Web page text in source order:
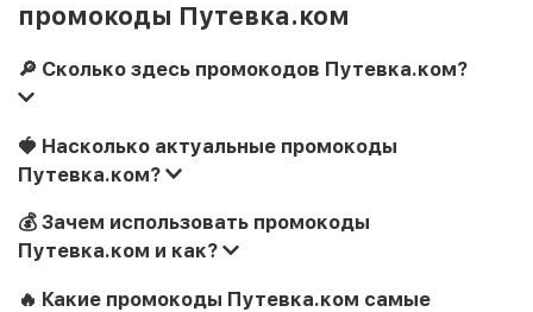
промокоды Путевка.ком
🔎 Сколько здесь промокодов Путевка.ком?
🍓 Насколько актуальные промокоды
Путевка.ком?
💰 Зачем использовать промокоды
Путевка.ком и как?
🔥 Какие промокоды Путевка.ком самые